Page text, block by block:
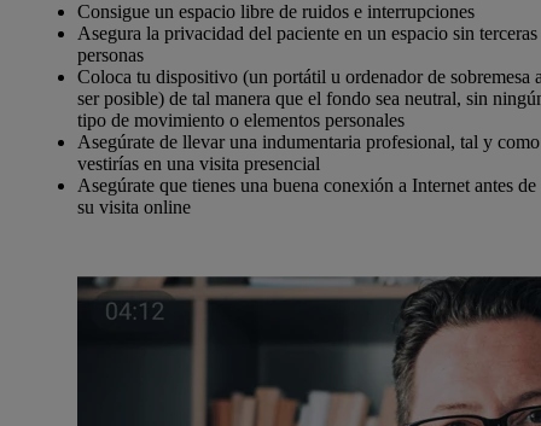
Consigue un espacio libre de ruidos e interrupciones
Asegura la privacidad del paciente en un espacio sin terceras
personas
Coloca tu dispositivo (un portátil u ordenador de sobremesa
ser posible) de tal manera que el fondo sea neutral, sin
tipo de movimiento o elementos personales
Asegúrate de llevar una indumentaria profesional, tal y como
vestirías en una visita presencial
Asegúrate que tienes una buena conexión a Internet antes de
su visita online